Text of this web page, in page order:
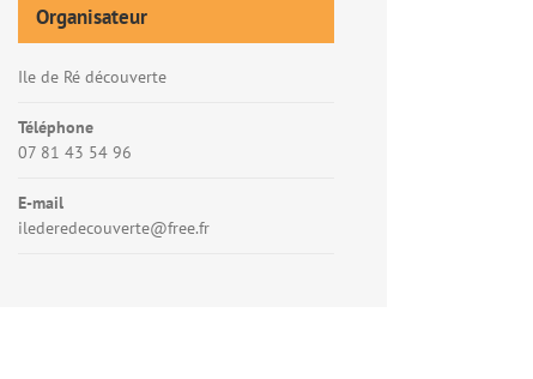
Organisateur
Ile de Ré découverte
Téléphone
07 81 43 54 96
E-mail
ilederedecouverte@free.fr